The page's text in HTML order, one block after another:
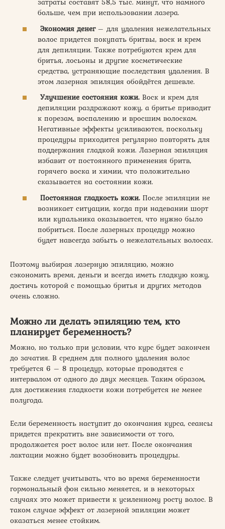
больше, чем при использовании лазера.
Экономия денег– для удаления нежелательных
волос придется покупать бритвы, воск и крем
для депиляции. Также потребуются крем для
бритья, лосьоны и другие косметические
средства, устраняющие последствия удаления. В
этом лазерная эпиляция обойдётся дешевле.
Улучшение состояния кожи. Воск и крем для
депиляции раздражают кожу, а бритье приводит
к порезам, воспалению и вросшим волоскам.
Негативные эффекты усиливаются, поскольку
процедуры приходится регулярно повторять для
поддержания гладкой кожи. Лазерная эпиляция
избавит от постоянного применения бритв,
горячего воска и химии, что положительно
сказывается на состоянии кожи.
Постоянная гладкость кожи. После эпиляции не
возникает ситуации, когда при надевании шорт
или купальника оказывается, что нужно было
побриться. После лазерных процедур можно
будет навсегда забыть о нежелательных волосах.
Поэтому выбирая лазерную эпиляцию, можно
сэкономить время, деньги и всегда иметь гладкую кожу,
достичь которой с помощью бритья и других методов
очень сложно.
Можно ли делать эпиляцию тем, кто
планирует беременность?
Можно, но только при условии, что курс будет закончен
до зачатия. В среднем для полного удаления волос
требуется 6 – 8 процедур, которые проводятся с
интервалом от одного до двух месяцев. Таким образом,
для достижения гладкости кожи потребуется не менее
полугода.
Если беременность наступит до окончания курса, сеансы
придется прекратить вне зависимости от того,
продолжается рост волос или нет. После окончания
лактации можно будет возобновить процедуры.
Также следует учитывать, что во время беременности
гормональный фон сильно меняется, и в некоторых
случаях это может привести к усиленному росту волос. В
таком случае эффект от лазерной эпиляции может
оказаться менее стойким.